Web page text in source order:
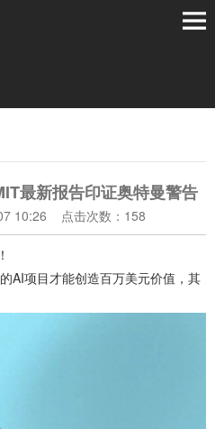
最新报告印证奥特曼警告
10:26 点击次数：158
AI项目才能创造百万美元价值，其